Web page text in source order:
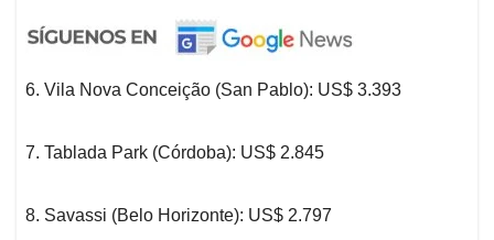
6. Vila Nova Conceição (San Pablo): US$ 3.393
7. Tablada Park (Córdoba): US$ 2.845
8. Savassi (Belo Horizonte): US$ 2.797